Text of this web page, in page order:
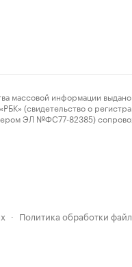
массовой информации
(свидетельство о
ЭЛ №ФС77-82385)
· Политика обработки